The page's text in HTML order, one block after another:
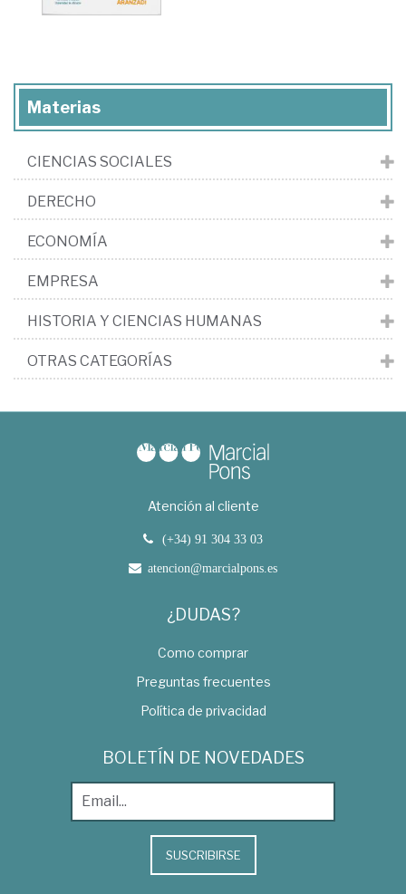
Materias
CIENCIAS SOCIALES
DERECHO
ECONOMÍA
EMPRESA
HISTORIA Y CIENCIAS HUMANAS
OTRAS CATEGORÍAS
Atención al cliente
(+34) 91 304 33 03
atencion@marcialpons.es
¿DUDAS?
Como comprar
Preguntas frecuentes
Política de privacidad
BOLETÍN DE NOVEDADES
SUSCRIBIRSE